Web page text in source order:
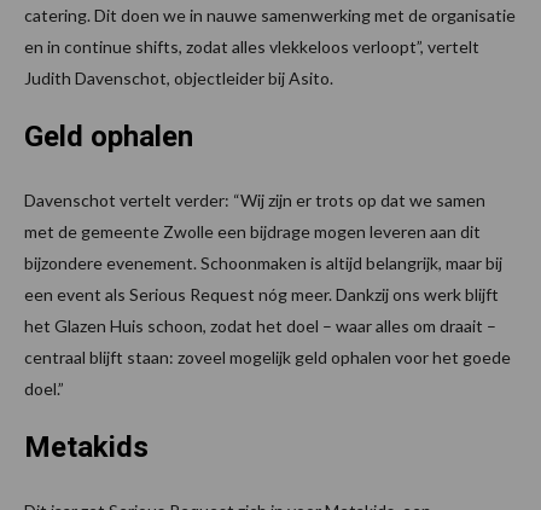
catering. Dit doen we in nauwe samenwerking met de organisatie
en in continue shifts, zodat alles vlekkeloos verloopt”, vertelt
Judith Davenschot, objectleider bij Asito.
Geld ophalen
Davenschot vertelt verder: “Wij zijn er trots op dat we samen
met de gemeente Zwolle een bijdrage mogen leveren aan dit
bijzondere evenement. Schoonmaken is altijd belangrijk, maar bij
een event als Serious Request nóg meer. Dankzij ons werk blijft
het Glazen Huis schoon, zodat het doel – waar alles om draait –
centraal blijft staan: zoveel mogelijk geld ophalen voor het goede
doel.”
Metakids